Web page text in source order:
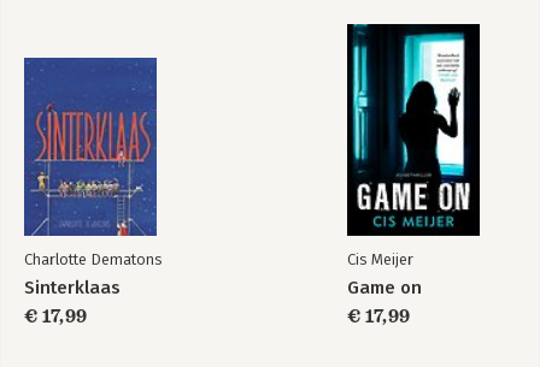
Nexus - Van het
stenen tijdperk tot
AI
Homo Deus
Charlotte Dematons
Sinterklaas
€ 17,99
Cis Meijer
Game on
€ 17,99